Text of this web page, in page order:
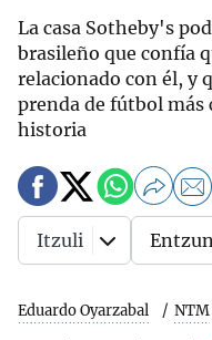
La casa Sotheby's
brasileño que confía
relacionado con él, y
prenda de fútbol más
historia
Eduardo Oyarzabal NTM
Itzuli